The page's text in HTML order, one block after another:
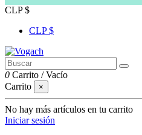
CLP $
CLP $
0 Carrito /Vacío
Carrito
×
No hay más artículos en tu carrito
Iniciar sesión